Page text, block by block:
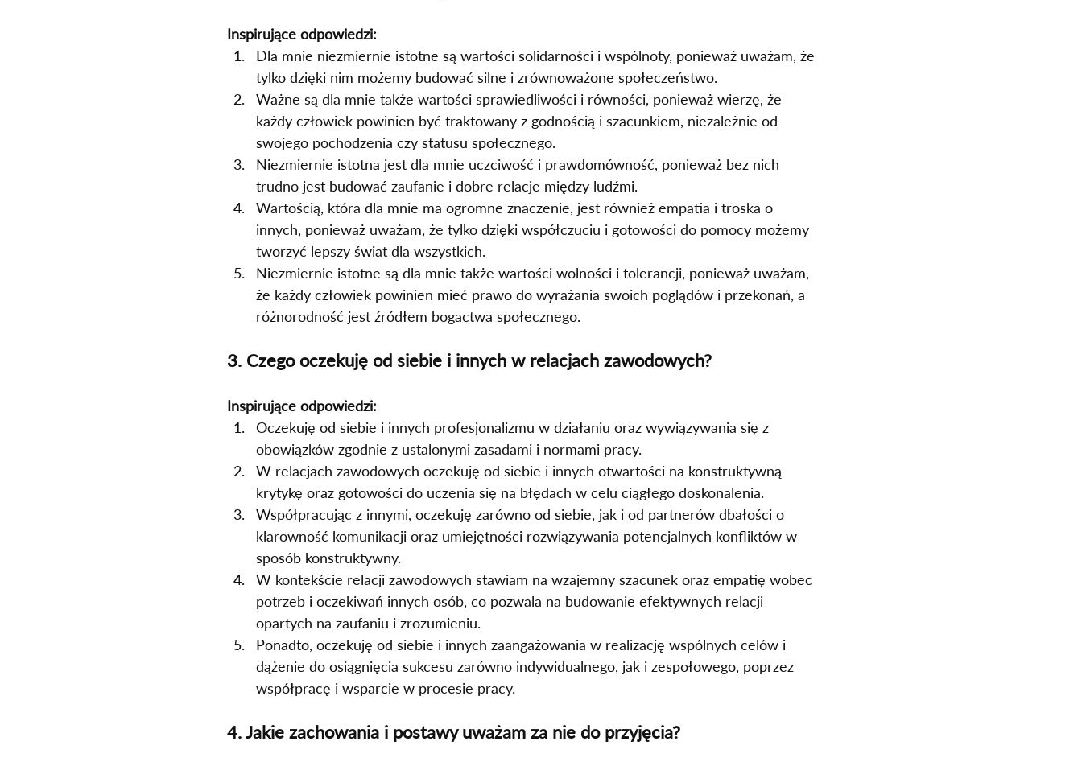
Inspirujące odpowiedzi:
Dla mnie niezmiernie istotne są wartości solidarności i wspólnoty, ponieważ uważam, że
tylko dzięki nim możemy budować silne i zrównoważone społeczeństwo.
Ważne są dla mnie także wartości sprawiedliwości i równości, ponieważ wierzę, że
każdy człowiek powinien być traktowany z godnością i szacunkiem, niezależnie od
swojego pochodzenia czy statusu społecznego.
Niezmiernie istotna jest dla mnie uczciwość i prawdomówność, ponieważ bez nich
trudno jest budować zaufanie i dobre relacje między ludźmi.
Wartością, która dla mnie ma ogromne znaczenie, jest również empatia i troska o
innych, ponieważ uważam, że tylko dzięki współczuciu i gotowości do pomocy możemy
tworzyć lepszy świat dla wszystkich.
Niezmiernie istotne są dla mnie także wartości wolności i tolerancji, ponieważ uważam,
że każdy człowiek powinien mieć prawo do wyrażania swoich poglądów i przekonań, a
różnorodność jest źródłem bogactwa społecznego.
3. Czego oczekuję od siebie i innych w relacjach zawodowych?
Inspirujące odpowiedzi:
Oczekuję od siebie i innych profesjonalizmu w działaniu oraz wywiązywania się z
obowiązków zgodnie z ustalonymi zasadami i normami pracy.
W relacjach zawodowych oczekuję od siebie i innych otwartości na konstruktywną
krytykę oraz gotowości do uczenia się na błędach w celu ciągłego doskonalenia.
Współpracując z innymi, oczekuję zarówno od siebie, jak i od partnerów dbałości o
klarowność komunikacji oraz umiejętności rozwiązywania potencjalnych konfliktów w
sposób konstruktywny.
W kontekście relacji zawodowych stawiam na wzajemny szacunek oraz empatię wobec
potrzeb i oczekiwań innych osób, co pozwala na budowanie efektywnych relacji
opartych na zaufaniu i zrozumieniu.
Ponadto, oczekuję od siebie i innych zaangażowania w realizację wspólnych celów i
dążenie do osiągnięcia sukcesu zarówno indywidualnego, jak i zespołowego, poprzez
współpracę i wsparcie w procesie pracy.
4. Jakie zachowania i postawy uważam za nie do przyjęcia?